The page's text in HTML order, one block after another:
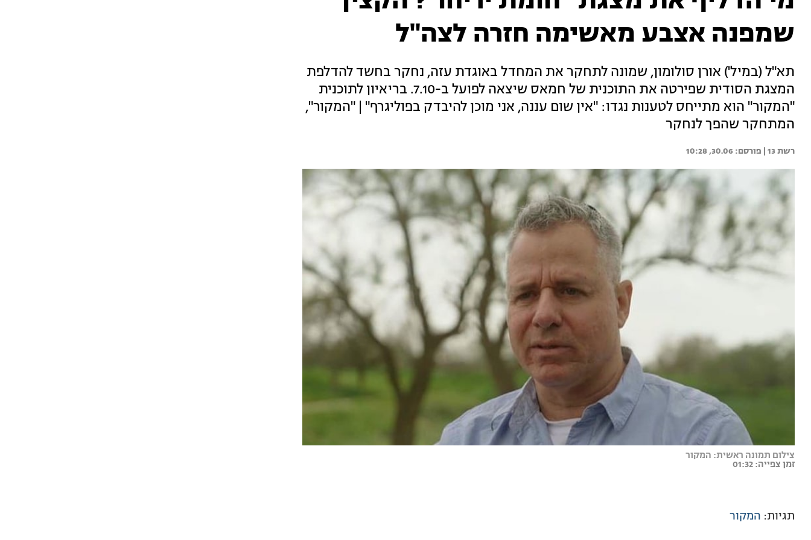
שמפנה אצבע מאשימה חזרה לצה"ל
תא"ל (במיל') אורן סולומון, שמונה לתחקר את המחדל באוגדת עזה, נחקר בחשד להדלפת
המצגת הסודית שפירטה את התוכנית של חמאס שיצאה לפועל ב-7.10. בריאיון לתוכנית
"המקור" הוא מתייחס לטענות נגדו: "אין שום עננה, אני מוכן להיבדק בפוליגרף" | "המקור",
המתחקר שהפך לנחקר
רשת 13 | 30.06, 10:28
צילום תמונה ראשית: המקור
זמן צפייה: 01:32
תגיות: המקור